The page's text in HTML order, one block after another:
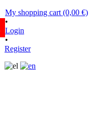
My shopping cart (0,00 €)
•
Login
•
Register